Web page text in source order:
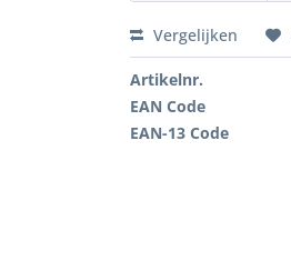
Vergelijken
Artikelnr.
EAN Code
EAN-13 Code